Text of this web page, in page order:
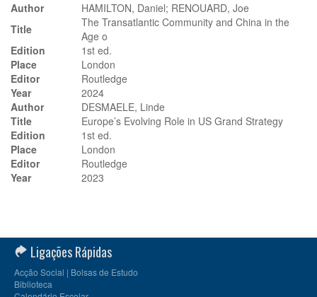
Author
HAMILTON, Daniel; RENOUARD, Joe
Title
The Transatlantic Community and China in the
Age o
Edition
1st ed.
Place
London
Editor
Routledge
Year
2024
Author
DESMAELE, Linde
Title
Europe’s Evolving Role in US Grand Strategy
Edition
1st ed.
Place
London
Editor
Routledge
Year
2023
Ligações Rápidas
Acção Social | Bolsas de Estudo
Biblioteca